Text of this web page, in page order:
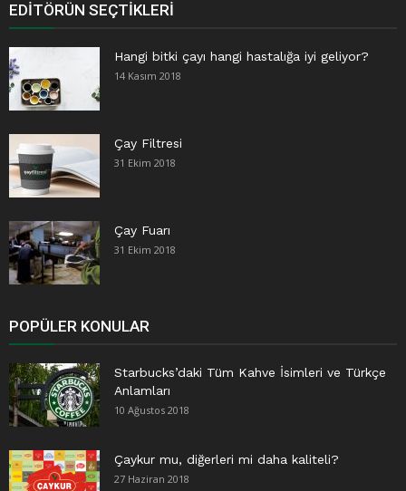
EDITÖRÜN SEÇTIKLERI
Hangi bitki çayı hangi hastalığa iyi geliyor?
14 Kasım 2018
Çay Filtresi
31 Ekim 2018
Çay Fuarı
31 Ekim 2018
POPÜLER KONULAR
Starbucks’daki Tüm Kahve İsimleri ve Türkçe
Anlamları
10 Ağustos 2018
Çaykur mu, diğerleri mi daha kaliteli?
27 Haziran 2018